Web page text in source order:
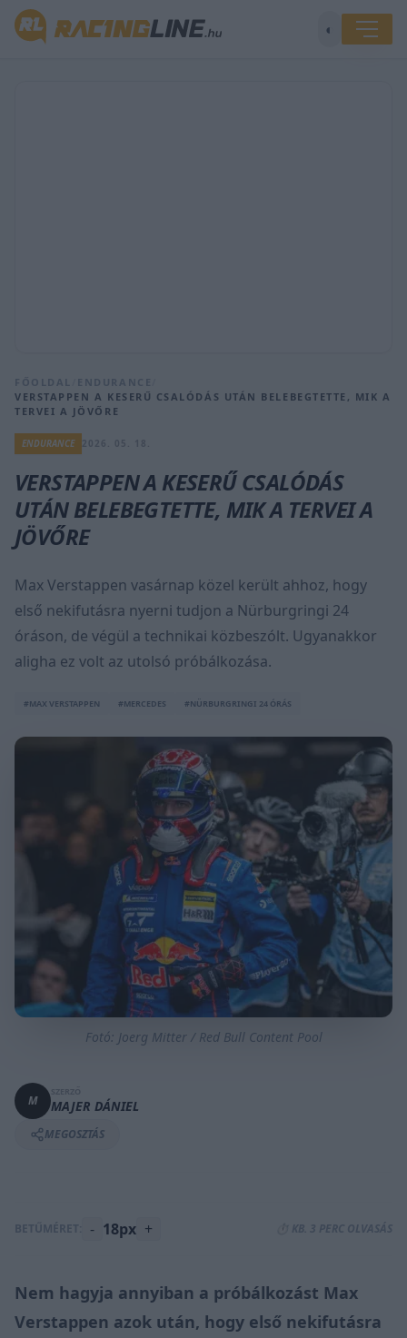
◐
FŐOLDAL ENDURANCE
VERSTAPPEN A KESERŰ CSALÓDÁS UTÁN BELEBEGTETTE, MIK A
TERVEI A JÖVŐRE
ENDURANCE
VERSTAPPEN A KESERŰ CSALÓDÁS
UTÁN BELEBEGTETTE, MIK A TERVEI A
JÖVŐRE
Max Verstappen vasárnap közel került ahhoz, hogy
első nekifutásra nyerni tudjon a Nürburgringi 24
óráson, de végül a technikai közbeszólt. Ugyanakkor
aligha ez volt az utolsó próbálkozása.
#MAX VERSTAPPEN #MERCEDES #NÜRBURGRINGI 24 ÓRÁS
Fotó: Joerg Mitter / Red Bull Content Pool
M MAJER DÁNIEL
MEGOSZTÁS
BETŰMÉRET: - 18px + ⏱️ KB. 3 PERC OLVASÁS
Nem hagyja annyiban a próbálkozást Max
Verstappen azok után, hogy első nekifutásra